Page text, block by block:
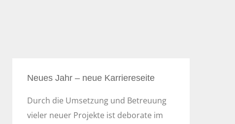
Neues Jahr – neue Karriereseite
Durch die Umsetzung und Betreuung
vieler neuer Projekte ist deborate im